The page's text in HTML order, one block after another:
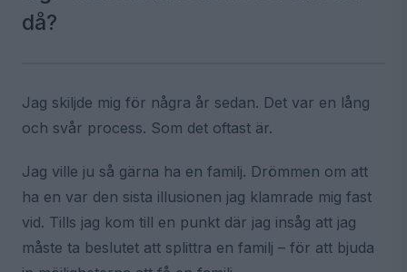
då?
Jag skiljde mig för några år sedan. Det var en lång
och svår process. Som det oftast är.
Jag ville ju så gärna ha en familj. Drömmen om att
ha en var den sista illusionen jag klamrade mig fast
vid. Tills jag kom till en punkt där jag insåg att jag
måste ta beslutet att splittra en familj – för att bjuda